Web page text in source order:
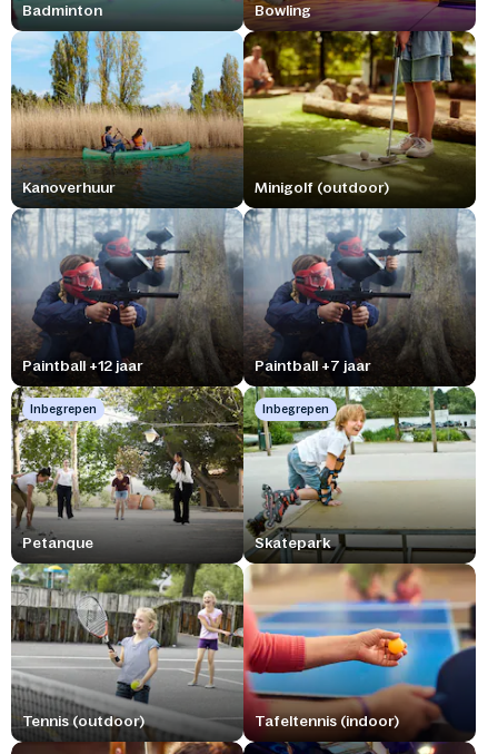
Badminton Bowling
Kanoverhuur Minigolf (outdoor)
Paintball +12 jaar Paintball +7 jaar
Inbegrepen
Petanque
Inbegrepen
Skatepark
Tennis (outdoor) Tafeltennis (indoor)